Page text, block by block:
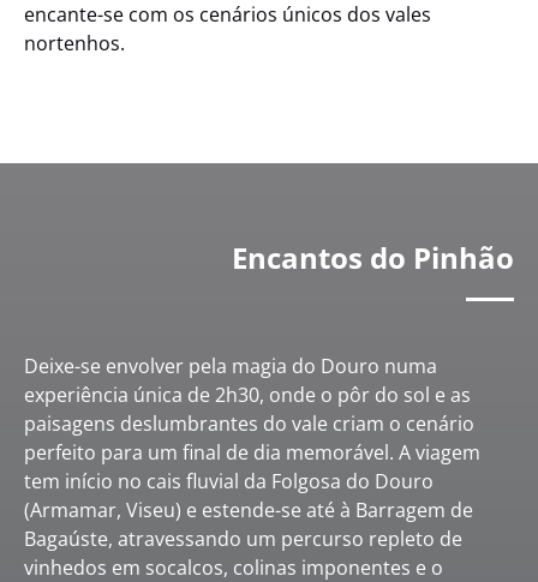
encante-se com os cenários únicos dos vales
nortenhos.
Encantos do Pinhão
Deixe-se envolver pela magia do Douro numa
experiência única de 2h30, onde o pôr do sol e as
paisagens deslumbrantes do vale criam o cenário
perfeito para um final de dia memorável. A viagem
tem início no cais fluvial da Folgosa do Douro
(Armamar, Viseu) e estende-se até à Barragem de
Bagaúste, atravessando um percurso repleto de
vinhedos em socalcos, colinas imponentes e o